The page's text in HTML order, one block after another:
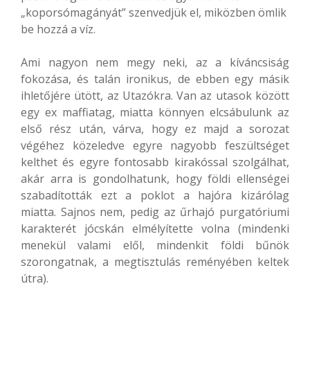
„koporsómagányát” szenvedjük el, miközben ömlik
be hozzá a víz.
Ami nagyon nem megy neki, az a kíváncsiság
fokozása, és talán ironikus, de ebben egy másik
ihletőjére ütött, az Utazókra. Van az utasok között
egy ex maffiatag, miatta könnyen elcsábulunk az
első rész után, várva, hogy ez majd a sorozat
végéhez közeledve egyre nagyobb feszültséget
kelthet és egyre fontosabb kirakóssal szolgálhat,
akár arra is gondolhatunk, hogy földi ellenségei
szabadították ezt a poklot a hajóra kizárólag
miatta. Sajnos nem, pedig az űrhajó purgatóriumi
karakterét jócskán elmélyítette volna (mindenki
menekül valami elől, mindenkit földi bűnök
szorongatnak, a megtisztulás reményében keltek
útra).